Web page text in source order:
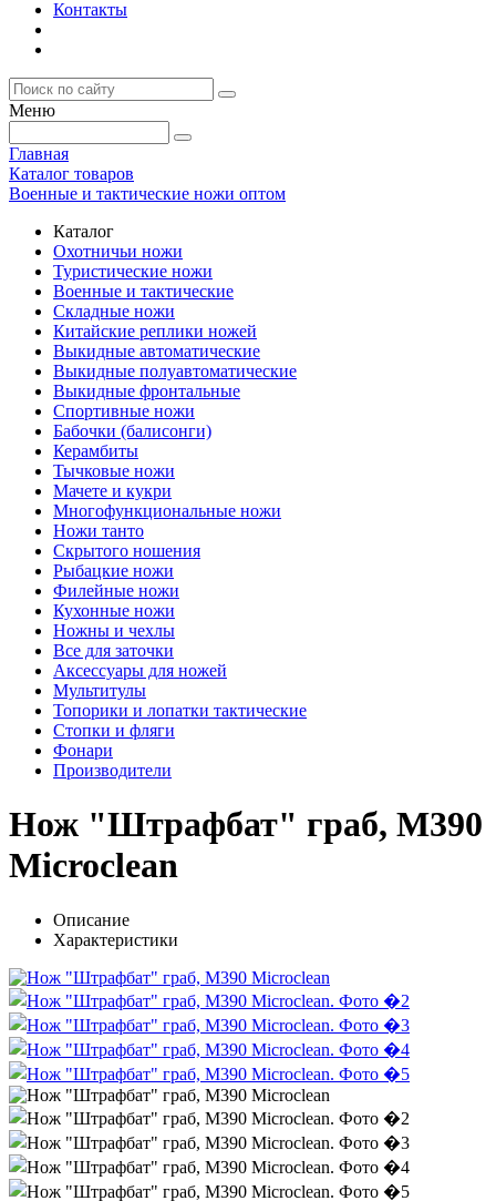
Контакты
Меню
Главная
Каталог товаров
Военные и тактические ножи оптом
Каталог
Охотничьи ножи
Туристические ножи
Военные и тактические
Складные ножи
Китайские реплики ножей
Выкидные автоматические
Выкидные полуавтоматические
Выкидные фронтальные
Спортивные ножи
Бабочки (балисонги)
Керамбиты
Тычковые ножи
Мачете и кукри
Многофункциональные ножи
Ножи танто
Скрытого ношения
Рыбацкие ножи
Филейные ножи
Кухонные ножи
Ножны и чехлы
Все для заточки
Аксессуары для ножей
Мультитулы
Топорики и лопатки тактические
Стопки и фляги
Фонари
Производители
Нож "Штрафбат" граб, M390
Microclean
Описание
Характеристики